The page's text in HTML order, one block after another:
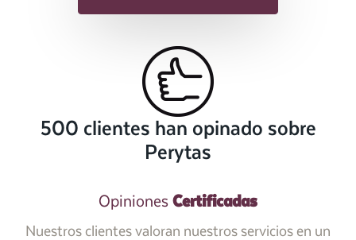
500 clientes han opinado sobre
Perytas
Opiniones Certificadas
Nuestros clientes valoran nuestros servicios en un